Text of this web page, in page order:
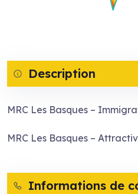
Description
MRC Les Basques –
MRC Les Basques –
Informations de